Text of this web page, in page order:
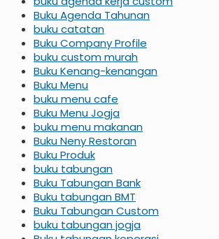
Buku Agenda Tahunan
buku catatan
Buku Company Profile
buku custom murah
Buku Kenang-kenangan
Buku Menu
buku menu cafe
Buku Menu Jogja
buku menu makanan
Buku Neny Restoran
Buku Produk
buku tabungan
Buku Tabungan Bank
Buku tabungan BMT
Buku Tabungan Custom
buku tabungan jogja